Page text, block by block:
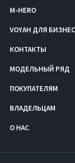
M-HERO
VOYAH ДЛЯ
КОНТАКТЫ
МОДЕЛЬНЫЙ РЯД
ПОКУПАТЕЛЯМ
ВЛАДЕЛЬЦАМ
О НАС